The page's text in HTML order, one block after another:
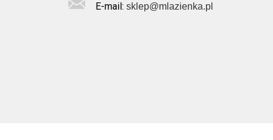
E-mail: sklep@mlazienka.pl